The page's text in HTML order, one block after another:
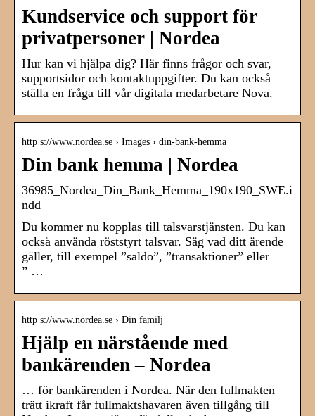
Kundservice och support för
privatpersoner | Nordea
Hur kan vi hjälpa dig? Här finns frågor och svar,
supportsidor och kontaktuppgifter. Du kan också
ställa en fråga till vår digitala medarbetare Nova.
http s://www.nordea.se › Images › din-bank-hemma
Din bank hemma | Nordea
36985_Nordea_Din_Bank_Hemma_190x190_SWE.i
ndd
Du kommer nu kopplas till talsvarstjänsten. Du kan
också använda röststyrt talsvar. Säg vad ditt ärende
gäller, till exempel ”saldo”, ”transaktioner” eller
” …
http s://www.nordea.se › Din familj
Hjälp en närstående med
bankärenden – Nordea
… för bankärenden i Nordea. När den fullmakten
trätt ikraft får fullmaktshavaren även tillgång till